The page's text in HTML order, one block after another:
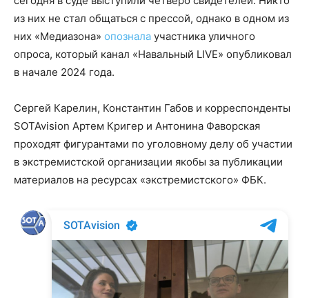
из них не стал общаться с прессой, однако в одном из
них «Медиазона» опознала участника уличного
опроса, который канал «Навальный LIVE» опубликовал
в начале 2024 года.
Сергей Карелин, Константин Габов и корреспонденты
SOTAvision Артем Кригер и Антонина Фаворская
проходят фигурантами по уголовному делу об участии
в экстремистской организации якобы за публикации
материалов на ресурсах «экстремистского» ФБК.